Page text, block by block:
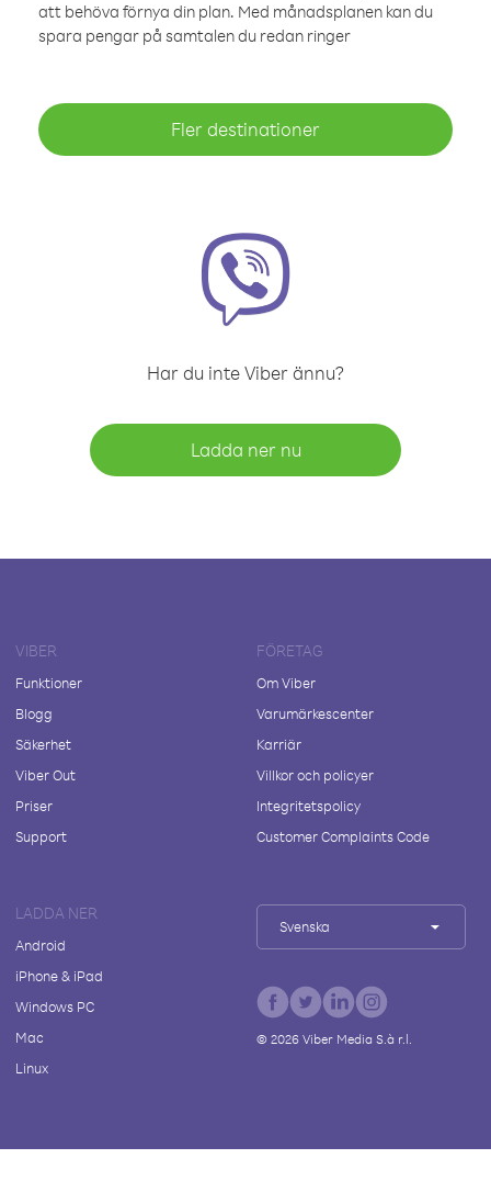
att behöva förnya din plan. Med månadsplanen kan du
spara pengar på samtalen du redan ringer
Fler destinationer
Har du inte Viber ännu?
Ladda ner nu
VIBER
Funktioner
Blogg
Säkerhet
Viber Out
Priser
Support
FÖRETAG
Om Viber
Varumärkescenter
Karriär
Villkor och policyer
Integritetspolicy
Customer Complaints Code
LADDA NER
Android
iPhone & iPad
Windows PC
Mac
Linux
Svenska
© 2026Viber Media S.à r.l.